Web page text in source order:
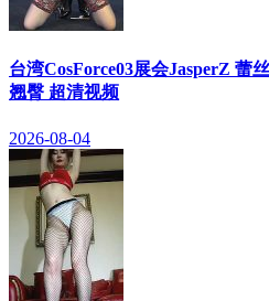
台湾CosForce03展会JasperZ 蕾
翘臀 超清视频
2026-08-04